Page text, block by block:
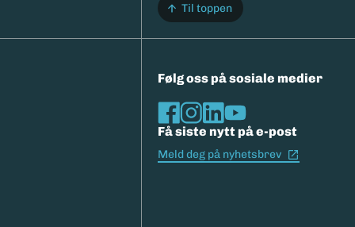
Til toppen
Følg oss på sosiale medier
Få siste nytt på e-post
Meld deg på nyhetsbrev